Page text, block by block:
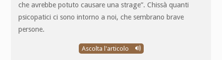
che avrebbe potuto causare una strage”. Chissà quanti
psicopatici ci sono intorno a noi, che sembrano brave
persone.
Ascolta l'articolo